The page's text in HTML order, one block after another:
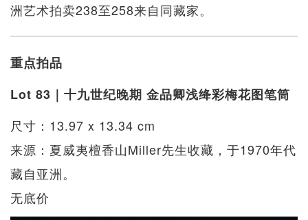
洲艺术拍卖238至258来自同藏家。
重点拍品
Lot 83｜十九世纪晚期 金品卿浅绛彩梅花图笔筒
尺寸：13.97 x 13.34 cm
来源：夏威夷檀香山Miller先生收藏，于1970年代
藏自亚洲。
无底价